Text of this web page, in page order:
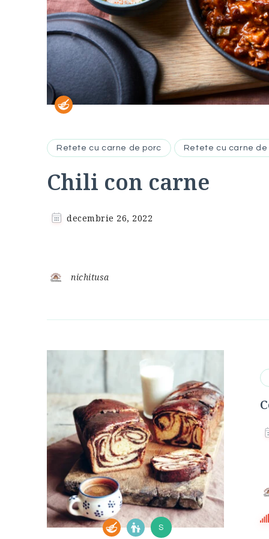
Retete cu carne de porc Retete cu carne
Chili con carne
decembrie 26, 2022
nichitusa
S